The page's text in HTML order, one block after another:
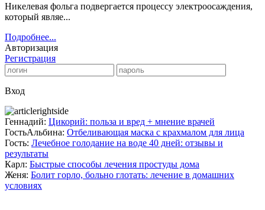
Никелевая фольга подвергается процессу электроосаждения,
который являе...
Подробнее...
Авторизация
Регистрация
Вход
Геннадий: Цикорий: польза и вред + мнение врачей
ГостьАльбина: Отбеливающая маска с крахмалом для лица
Гость: Лечебное голодание на воде 40 дней: отзывы и
результаты
Карл: Быстрые способы лечения простуды дома
Женя: Болит горло, больно глотать: лечение в домашних
условиях